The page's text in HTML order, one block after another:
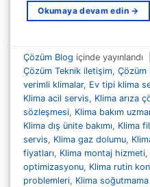
Okumaya devam edin →
Çözüm Blog içinde yayınlandı
Çözüm Teknik iletişim,Çözüm
verimli klimalar, Ev tipi klima
Klima acil servis, Klima arıza
sözleşmesi, Klima bakım
Klima dış ünite bakımı, Klima
servis, Klima gaz dolumu,
fiyatları, Klima montaj hizmeti,
optimizasyonu, Klima rutin
problemleri, Klima